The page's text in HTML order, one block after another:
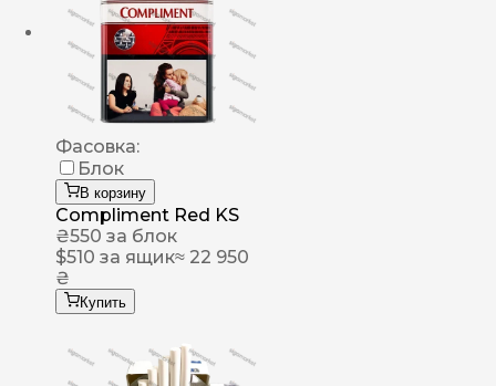
Фасовка:
Блок
В корзину
Compliment Red KS
₴550 за блок
$510 за ящик≈ 22 950
₴
Купить